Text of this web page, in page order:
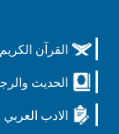
القرآن
الحديث
الادب العربي